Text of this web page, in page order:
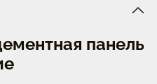
панель